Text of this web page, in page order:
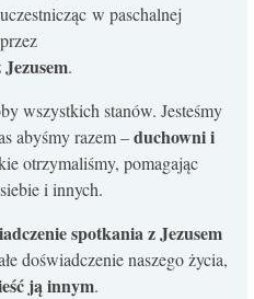
w paschalnej
.
wszystkich stanów. Jesteśmy
abyśmy razem –duchowni i
otrzymaliśmy, pomagając
i innych.
spotkania z Jezusem
doświadczenie naszego życia,
ją innym.